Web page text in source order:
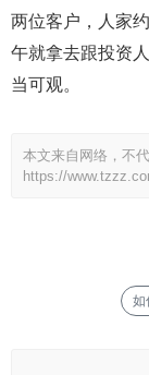
两位客户，人家
午就拿去跟投资
当可观。
本文来自网络，不
https://
如